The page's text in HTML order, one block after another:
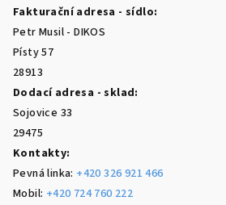
Fakturační adresa - sídlo:
Petr Musil - DIKOS
Písty 57
28913
Dodací adresa - sklad:
Sojovice 33
29475
Kontakty:
Pevná linka: +420 326 921 466
Mobil: +420 724 760 222